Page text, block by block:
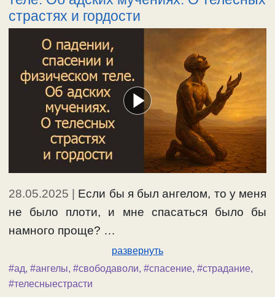
страстях и гордости
28.05.2025 | Если бы я был ангелом, то у меня
не было плоти, и мне спасаться было бы
намного проще? …
развернуть
#ад, #ангелы, #свободаволи, #спасение, #страдание,
#телесныестрасти